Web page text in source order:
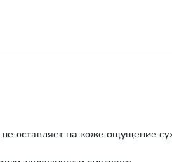
оставляет на коже ощущение